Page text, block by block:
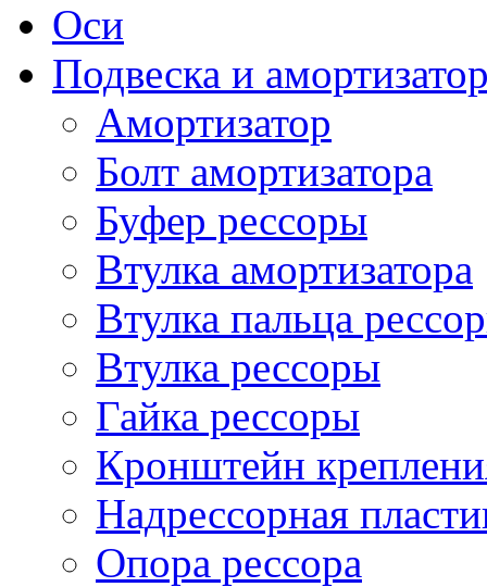
Оси
Подвеска и
Амортизатор
Болт амортизатора
Буфер рессоры
Втулка амортизатора
Втулка пальца
Втулка рессоры
Гайка рессоры
Кронштейн
Надрессорная
Опора рессора